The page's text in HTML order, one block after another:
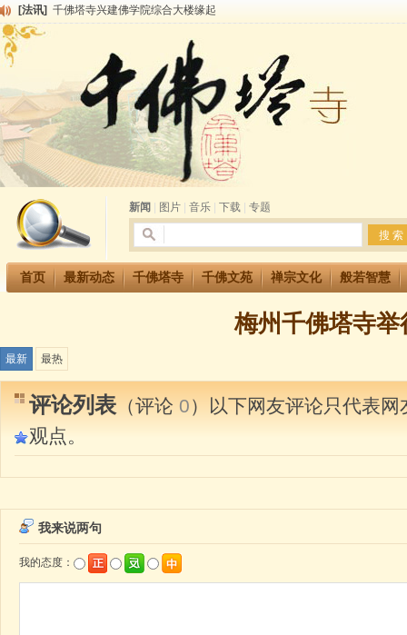
[法讯] 千佛塔寺兴建佛学院综合大楼缘起
[法讯]
千佛塔寺阅藏堂周末阅藏报名通知
清明节祭祖报恩地藏法会
[法讯]
本寺方丈上明下慧尼和尚开讲《六祖坛经》
[法讯] 2015-3-26师父于法堂对大众的开示
[法讯]
广东千佛塔寺云门佛学院女众部 2016年招生简章
[法讯]
恭请海涛法师莅临千佛塔寺弘法
[法讯]
2014年七月大法会 祈福息灾地藏七 冥阳两利普渡群蒙盂兰盆
[法讯] 千佛塔寺云门佛学院女众部2014年招生简章
新闻
图片 音乐 下载 专题
首页 最新动态 千佛塔寺 千佛文苑 禅宗文化 般若智慧
梅州千佛塔寺
最新 最热
评论列表 （评论 0）以下网友评论只代表
观点。
我来说两句
我的态度：